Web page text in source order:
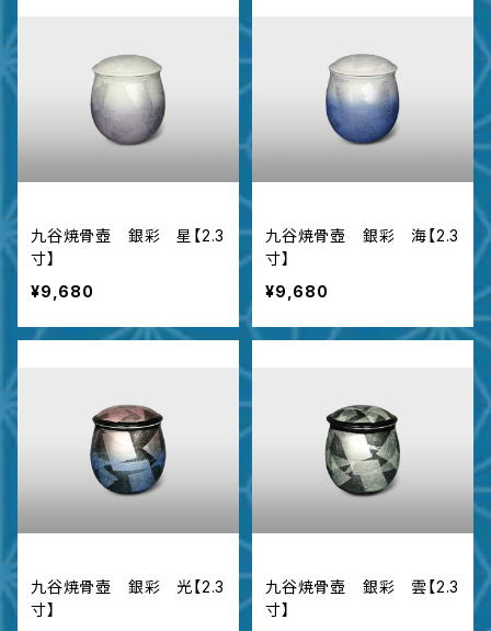
九谷焼骨壺 銀彩 星【2.3
寸】
¥9,680
九谷焼骨壺 銀彩 海【2.3
寸】
¥9,680
九谷焼骨壺 銀彩 光【2.3
寸】
九谷焼骨壺 銀彩 雲【2.3
寸】